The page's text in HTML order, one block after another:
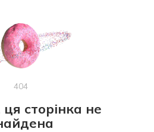
404
сторінка не